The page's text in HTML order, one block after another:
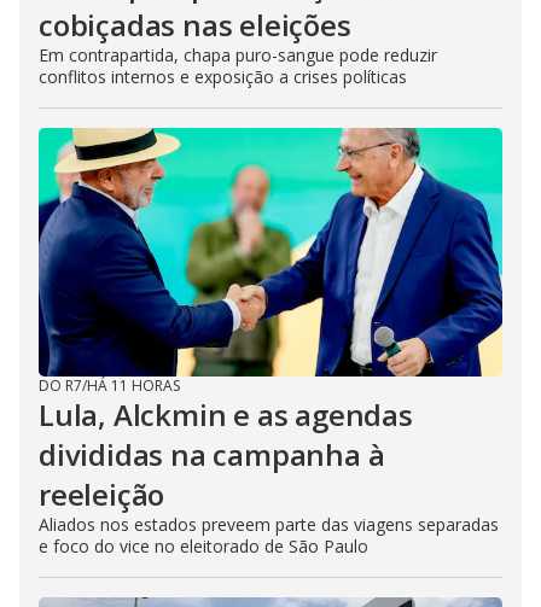
cobiçadas nas eleições
Em contrapartida, chapa puro-sangue pode reduzir
conflitos internos e exposição a crises políticas
DO R7/HÁ 11 HORAS
Lula, Alckmin e as agendas
divididas na campanha à
reeleição
Aliados nos estados preveem parte das viagens separadas
e foco do vice no eleitorado de São Paulo